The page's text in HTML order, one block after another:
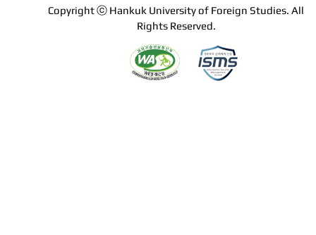
Copyright ⓒ Hankuk University of Foreign Studies. All
Rights Reserved.